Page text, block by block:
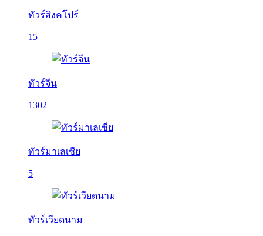
ทัวร์สิงคโปร์
15
ทัวร์จีน
1302
ทัวร์มาเลเซีย
5
ทัวร์เวียดนาม